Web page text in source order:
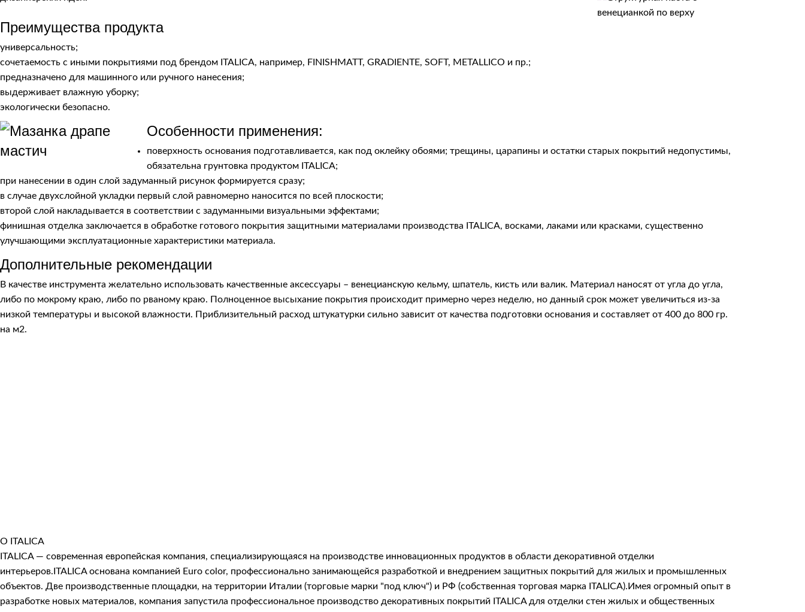
Преимущества продукта
универсальность;
сочетаемость с иными покрытиями под брендом ITALICA, например, FINISHMATT, GRADIENTE, SOFT, METALLICO и пр.;
предназначено для машинного или ручного нанесения;
выдерживает влажную уборку;
экологически безопасно.
Особенности применения:
поверхность основания подготавливается, как под оклейку обоями; трещины, царапины и остатки старых покрытий недопустимы,
обязательна грунтовка продуктом ITALICA;
при нанесении в один слой задуманный рисунок формируется сразу;
в случае двухслойной укладки первый слой равномерно наносится по всей плоскости;
второй слой накладывается в соответствии с задуманными визуальными эффектами;
финишная отделка заключается в обработке готового покрытия защитными материалами производства ITALICA, восками, лаками или красками, существенно
улучшающими эксплуатационные характеристики материала.
Дополнительные рекомендации
В качестве инструмента желательно использовать качественные аксессуары – венецианскую кельму, шпатель, кисть или валик. Материал наносят от угла до угла,
либо по мокрому краю, либо по рваному краю. Полноценное высыхание покрытия происходит примерно через неделю, но данный срок может увеличиться из-за
низкой температуры и высокой влажности. Приблизительный расход штукатурки сильно зависит от качества подготовки основания и составляет от 400 до 800 гр.
на м2.
О ITALICA
ITALICA — современная европейская компания, специализирующаяся на производстве инновационных продуктов в области декоративной отделки
интерьеров.ITALICA основана компанией Euro color, профессионально занимающейся разработкой и внедрением защитных покрытий для жилых и промышленных
объектов. Две производственные площадки, на территории Италии (торговые марки "под ключ") и РФ (собственная торговая марка ITALICA).Имея огромный опыт в
разработке новых материалов, компания запустила профессиональное производство декоративных покрытий ITALICA для отделки стен жилых и общественных